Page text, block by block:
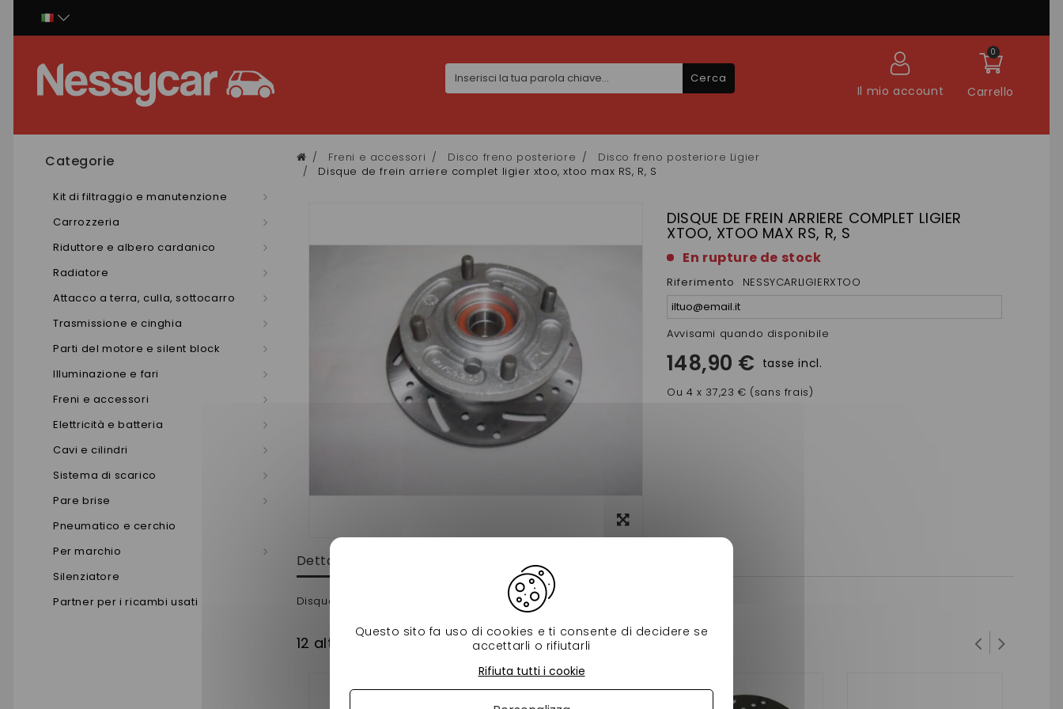
Carrello
0
Il mio account
Cerca
Categorie
Kit di filtraggio e manutenzione
Carrozzeria
Riduttore e albero cardanico
Radiatore
Attacco a terra, culla, sottocarro
Trasmissione e cinghia
Parti del motore e silent block
Illuminazione e fari
Freni e accessori
Elettricità e batteria
Cavi e cilindri
Sistema di scarico
Pare brise
Pneumatico e cerchio
Per marchio
Silenziatore
Partner per i ricambi usati
Freni e accessori Disco freno posteriore
Disco freno posteriore Ligier
Disque de frein arriere complet ligier xtoo, xtoo max RS, R, S
DISQUE DE FREIN ARRIERE COMPLET LIGIER
XTOO, XTOO MAX RS, R, S
En rupture de stock
Riferimento NESSYCARLIGIERXTOO
Avvisami quando disponibile
148,90 € tasse incl.
Ou 4 x 37,23 € (sans frais)
Dettagli
Disque de frein arriere complet ligier xtoo , xtoo max RS,R,S DIAMETRE 165 MM
12 altri prodotti della stessa categoria:
Questo sito fa uso di cookies e ti consente di decidere se
accettarli o rifiutarli
Rifiuta tutti i cookie